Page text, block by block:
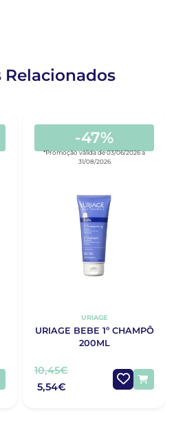
-47%
*Promoção válida de 03/06/2026 a
31/08/2026
URIAGE
URIAGE BEBE 1º CHAMPÔ
200ML
10,45€
5,54€